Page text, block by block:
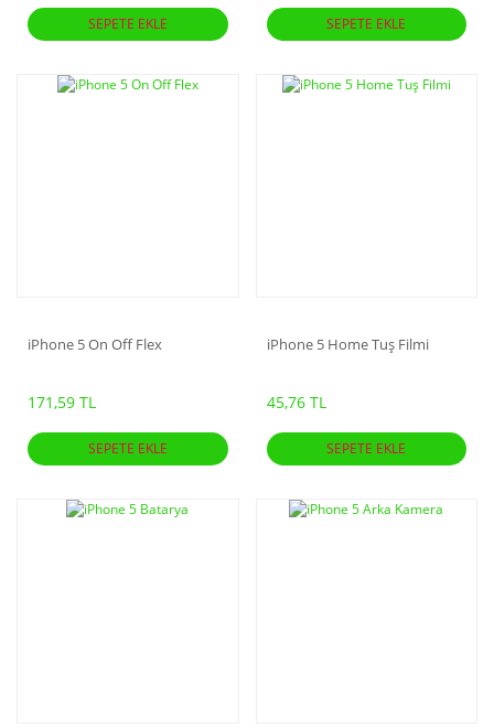
SEPETE EKLE SEPETE EKLE
iPhone 5 On Off Flex
171,59 TL
SEPETE EKLE
iPhone 5 Home Tuş Filmi
45,76 TL
SEPETE EKLE